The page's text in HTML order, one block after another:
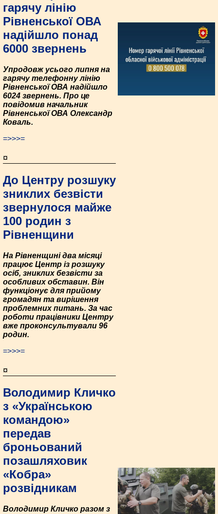
гарячу лінію
Рівненської ОВА
надійшло понад
6000 звернень
Упродовж усього липня на
гарячу телефонну лінію
Рівненської ОВА надійшло
6024 звернень. Про це
повідомив начальник
Рівненської ОВА Олександр
Коваль.
=>>>=
¤
До Центру розшуку
зниклих безвісти
звернулося майже
100 родин з
Рівненщини
На Рівненщині два місяці
працює Центр із розшуку
осіб, зниклих безвісти за
особливих обставин. Він
функціонує для прийому
громадян та вирішення
проблемних питань. За час
роботи працівники Центру
вже проконсультували 96
родин.
=>>>=
¤
Володимир Кличко
з «Українською
командою»
передав
броньований
позашляховик
«Кобра»
розвідникам
Володимир Кличко разом з